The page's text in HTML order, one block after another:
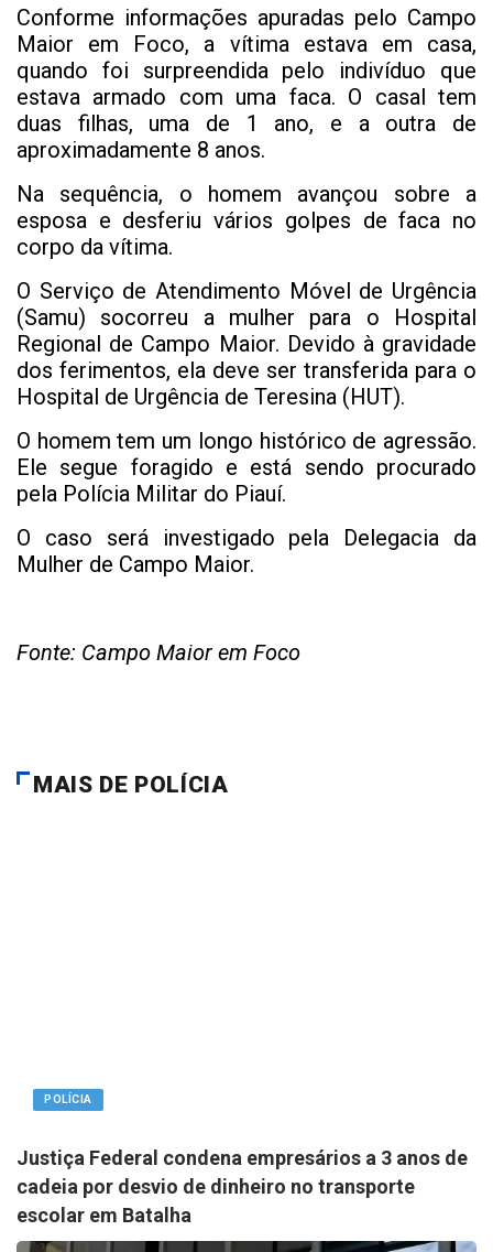
Conforme informações apuradas pelo Campo
Maior em Foco, a vítima estava em casa,
quando foi surpreendida pelo indivíduo que
estava armado com uma faca. O casal tem
duas filhas, uma de 1 ano, e a outra de
aproximadamente 8 anos.
Na sequência, o homem avançou sobre a
esposa e desferiu vários golpes de faca no
corpo da vítima.
O Serviço de Atendimento Móvel de Urgência
(Samu) socorreu a mulher para o Hospital
Regional de Campo Maior. Devido à gravidade
dos ferimentos, ela deve ser transferida para o
Hospital de Urgência de Teresina (HUT).
O homem tem um longo histórico de agressão.
Ele segue foragido e está sendo procurado
pela Polícia Militar do Piauí.
O caso será investigado pela Delegacia da
Mulher de Campo Maior.
Fonte: Campo Maior em Foco
MAIS DE POLÍCIA
POLÍCIA
Justiça Federal condena empresários a 3 anos de
cadeia por desvio de dinheiro no transporte
escolar em Batalha